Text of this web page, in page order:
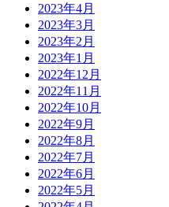
2023年4月
2023年3月
2023年2月
2023年1月
2022年12月
2022年11月
2022年10月
2022年9月
2022年8月
2022年7月
2022年6月
2022年5月